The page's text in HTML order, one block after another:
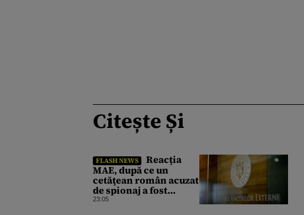
Citește Și
FLASH NEWS
Reacția
MAE, după ce un
cetăţean român acuzat
de spionaj a fost
arestat în Germania.
23:05